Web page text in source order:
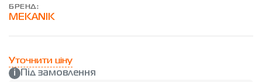
БРЕНД:
MEKANIK
Уточнити ціну
Під замовлення